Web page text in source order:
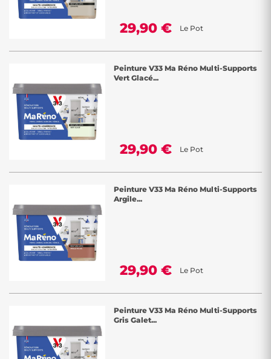
29,90 € Le Pot
Peinture V33 Ma Réno Multi-Supports
Vert Glacé...
29,90 € Le Pot
Peinture V33 Ma Réno Multi-Supports
Argile...
29,90 € Le Pot
Peinture V33 Ma Réno Multi-Supports
Gris Galet...